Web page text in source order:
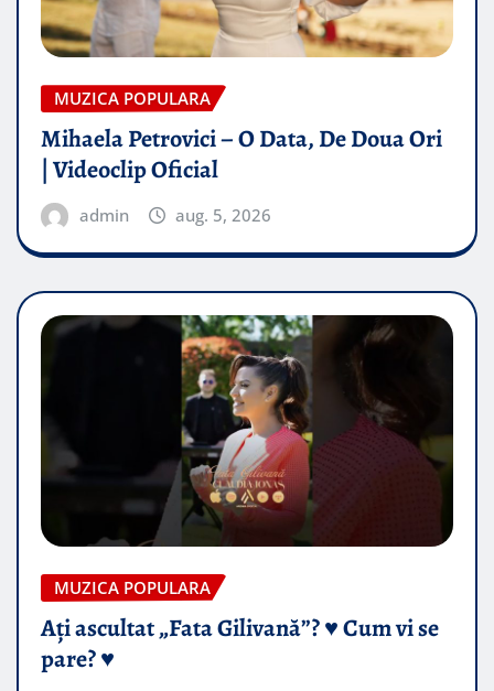
MUZICA POPULARA
Mihaela Petrovici – O Data, De Doua Ori
| Videoclip Oficial
admin aug. 5, 2026
MUZICA POPULARA
Ați ascultat „Fata Gilivană”? ♥️ Cum vi se
pare? ♥️